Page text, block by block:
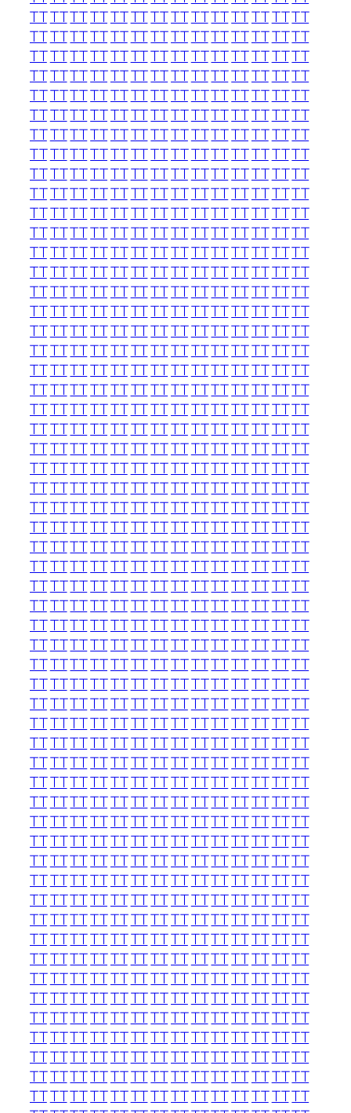
TTTTTTTTTTTTTTTTTTTTTTTTTTTT
TTTTTTTTTTTTTTTTTTTTTTTTTTTT
TTTTTTTTTTTTTTTTTTTTTTTTTTTT
TTTTTTTTTTTTTTTTTTTTTTTTTTTT
TTTTTTTTTTTTTTTTTTTTTTTTTTTT
TTTTTTTTTTTTTTTTTTTTTTTTTTTT
TTTTTTTTTTTTTTTTTTTTTTTTTTTT
TTTTTTTTTTTTTTTTTTTTTTTTTTTT
TTTTTTTTTTTTTTTTTTTTTTTTTTTT
TTTTTTTTTTTTTTTTTTTTTTTTTTTT
TTTTTTTTTTTTTTTTTTTTTTTTTTTT
TTTTTTTTTTTTTTTTTTTTTTTTTTTT
TTTTTTTTTTTTTTTTTTTTTTTTTTTT
TTTTTTTTTTTTTTTTTTTTTTTTTTTT
TTTTTTTTTTTTTTTTTTTTTTTTTTTT
TTTTTTTTTTTTTTTTTTTTTTTTTTTT
TTTTTTTTTTTTTTTTTTTTTTTTTTTT
TTTTTTTTTTTTTTTTTTTTTTTTTTTT
TTTTTTTTTTTTTTTTTTTTTTTTTTTT
TTTTTTTTTTTTTTTTTTTTTTTTTTTT
TTTTTTTTTTTTTTTTTTTTTTTTTTTT
TTTTTTTTTTTTTTTTTTTTTTTTTTTT
TTTTTTTTTTTTTTTTTTTTTTTTTTTT
TTTTTTTTTTTTTTTTTTTTTTTTTTTT
TTTTTTTTTTTTTTTTTTTTTTTTTTTT
TTTTTTTTTTTTTTTTTTTTTTTTTTTT
TTTTTTTTTTTTTTTTTTTTTTTTTTTT
TTTTTTTTTTTTTTTTTTTTTTTTTTTT
TTTTTTTTTTTTTTTTTTTTTTTTTTTT
TTTTTTTTTTTTTTTTTTTTTTTTTTTT
TTTTTTTTTTTTTTTTTTTTTTTTTTTT
TTTTTTTTTTTTTTTTTTTTTTTTTTTT
TTTTTTTTTTTTTTTTTTTTTTTTTTTT
TTTTTTTTTTTTTTTTTTTTTTTTTTTT
TTTTTTTTTTTTTTTTTTTTTTTTTTTT
TTTTTTTTTTTTTTTTTTTTTTTTTTTT
TTTTTTTTTTTTTTTTTTTTTTTTTTTT
TTTTTTTTTTTTTTTTTTTTTTTTTTTT
TTTTTTTTTTTTTTTTTTTTTTTTTTTT
TTTTTTTTTTTTTTTTTTTTTTTTTTTT
TTTTTTTTTTTTTTTTTTTTTTTTTTTT
TTTTTTTTTTTTTTTTTTTTTTTTTTTT
TTTTTTTTTTTTTTTTTTTTTTTTTTTT
TTTTTTTTTTTTTTTTTTTTTTTTTTTT
TTTTTTTTTTTTTTTTTTTTTTTTTTTT
TTTTTTTTTTTTTTTTTTTTTTTTTTTT
TTTTTTTTTTTTTTTTTTTTTTTTTTTT
TTTTTTTTTTTTTTTTTTTTTTTTTTTT
TTTTTTTTTTTTTTTTTTTTTTTTTTTT
TTTTTTTTTTTTTTTTTTTTTTTTTTTT
TTTTTTTTTTTTTTTTTTTTTTTTTTTT
TTTTTTTTTTTTTTTTTTTTTTTTTTTT
TTTTTTTTTTTTTTTTTTTTTTTTTTTT
TTTTTTTTTTTTTTTTTTTTTTTTTTTT
TTTTTTTTTTTTTTTTTTTTTTTTTTTT
TTTTTTTTTTTTTTTTTTTTTTTTTTTT